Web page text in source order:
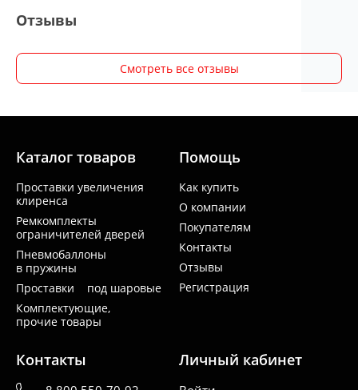
Отзывы
Смотреть все отзывы
Каталог товаров
Проставки увеличения
клиренса
Ремкомплекты
ограничителей дверей
Пневмобаллоны
в пружины
Проставки под шаровые
Комплектующие,
прочие товары
Помощь
Как купить
О компании
Покупателям
Контакты
Отзывы
Регистрация
Контакты Личный кабинет